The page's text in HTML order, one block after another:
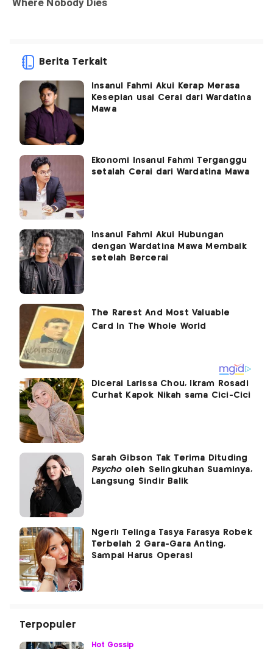
Berita Terkait
Insanul Fahmi Akui Kerap Merasa
Kesepian usai Cerai dari Wardatina
Mawa
Ekonomi Insanul Fahmi Terganggu
setalah Cerai dari Wardatina Mawa
Insanul Fahmi Akui Hubungan
dengan Wardatina Mawa Membaik
setelah Bercerai
Dicerai Larissa Chou, Ikram Rosadi
Curhat Kapok Nikah sama Cici-Cici
Sarah Gibson Tak Terima Dituding
Psychooleh Selingkuhan Suaminya,
Langsung Sindir Balik
Ngeri! Telinga Tasya Farasya Robek
Terbelah 2 Gara-Gara Anting,
Sampai Harus Operasi
Terpopuler
Hot Gossip